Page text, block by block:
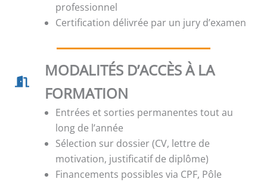
professionnel
Certification délivrée par un jury d’examen
MODALITÉS D’ACCÈS À LA
FORMATION
Entrées et sorties permanentes tout au
long de l’année
Sélection sur dossier (CV, lettre de
motivation, justificatif de diplôme)
Financements possibles via CPF, Pôle